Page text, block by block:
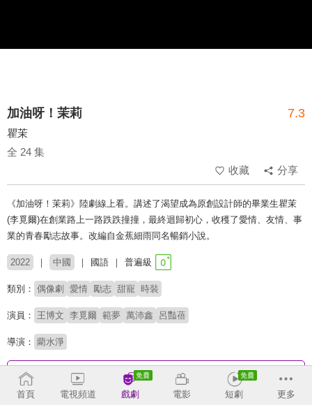
加油呀！茉莉 7.3
瞿茉
全 24 集
收藏
分享
《加油呀！茉莉》陸劇線上看。講述了渴望成為原創設計師的畢業生瞿茉
(李覓爾)在創業路上一路跌跌撞撞，最終迴歸初心，收穫了愛情、友情、事
業的青春勵志故事。改編自金蕉細雨同名暢銷小說。
2022 中國 國語 普遍級
類別： 偶像劇 愛情 勵志 甜寵 時裝
演員： 王博文 李覓爾 範夢 萬沛鑫 呂豔蓓
導演： 藺水淨
收回
首頁
電視頻道 戲劇 電影 短劇 更多